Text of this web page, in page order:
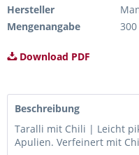
Hersteller
Mengenangabe
Download PDF
Beschreibung
Taralli mit Chili | Leicht
Apulien. Verfeinert mit